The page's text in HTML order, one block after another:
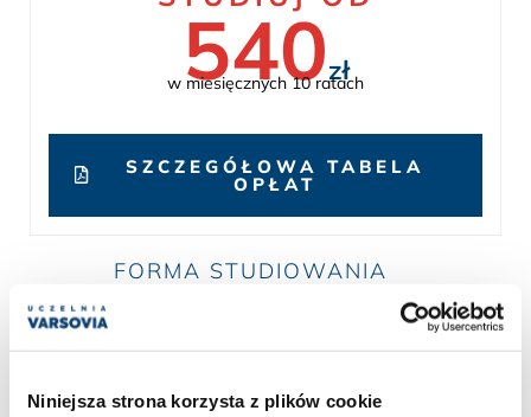
Niniejsza strona korzysta z plików cookie
540zł
w miesięcznych 10 ratach
SZCZEGÓŁOWA TABELA
OPŁAT
FORMA STUDIOWANIA